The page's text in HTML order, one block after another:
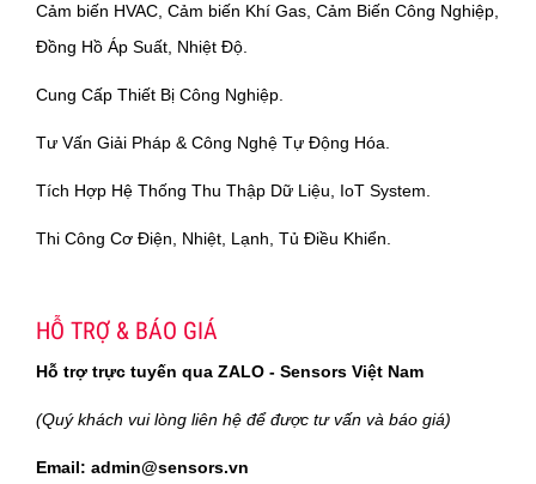
Cảm biến HVAC, Cảm biến Khí Gas, Cảm Biến Công Nghiệp,
Đồng Hồ Áp Suất, Nhiệt Độ.
Cung Cấp Thiết Bị Công Nghiệp.
Tư Vấn Giải Pháp & Công Nghệ Tự Động Hóa.
Tích Hợp Hệ Thống Thu Thập Dữ Liệu, IoT System.
Thi Công Cơ Điện, Nhiệt, Lạnh, Tủ Điều Khiển.
HỖ TRỢ & BÁO GIÁ
Hỗ trợ trực tuyến qua ZALO - Sensors Việt Nam
(Quý khách vui lòng liên hệ để được tư vấn và báo giá)
Email: admin@sensors.vn